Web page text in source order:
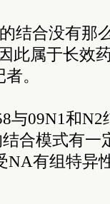
结合没有那
此属于长效
。
与09N1和
合模式有
NA有组特异